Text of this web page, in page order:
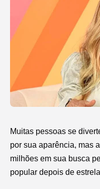
Muitas pessoas se
por sua aparência, mas
milhões em sua busca
popular depois de